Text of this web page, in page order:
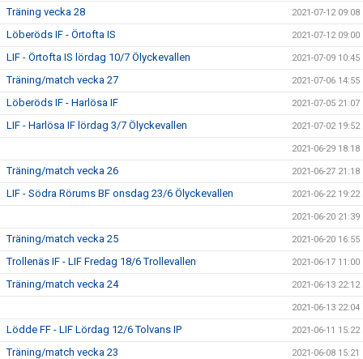
Träning vecka 28 2021-07-12 09:08
Löberöds IF - Örtofta IS 2021-07-12 09:00
LIF - Örtofta IS lördag 10/7 Ölyckevallen 2021-07-09 10:45
Träning/match vecka 27 2021-07-06 14:55
Löberöds IF - Harlösa IF 2021-07-05 21:07
LIF - Harlösa IF lördag 3/7 Ölyckevallen 2021-07-02 19:52
2021-06-29 18:18
Träning/match vecka 26 2021-06-27 21:18
LIF - Södra Rörums BF onsdag 23/6 Ölyckevallen 2021-06-22 19:22
2021-06-20 21:39
Träning/match vecka 25 2021-06-20 16:55
Trollenäs IF - LIF Fredag 18/6 Trollevallen 2021-06-17 11:00
Träning/match vecka 24 2021-06-13 22:12
2021-06-13 22:04
Lödde FF - LIF Lördag 12/6 Tolvans IP 2021-06-11 15:22
Träning/match vecka 23 2021-06-08 15:21